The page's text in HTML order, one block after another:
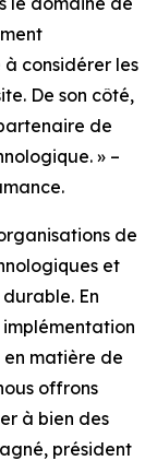
considérer les
De son côté,
de
» –
de
et
En
implémentation
en matière de
offrons
à bien des
président